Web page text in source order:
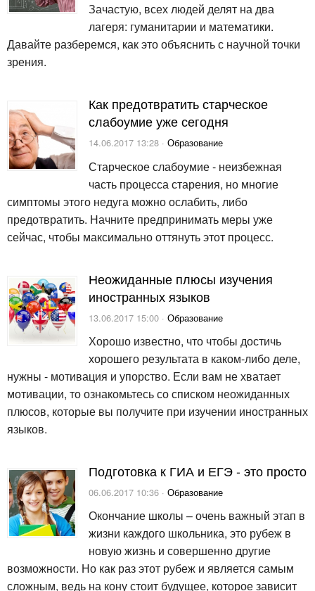
Зачастую, всех людей делят на два
лагеря: гуманитарии и математики.
Давайте разберемся, как это объяснить с научной точки
зрения.
Как предотвратить старческое
слабоумие уже сегодня
14.06.2017 13:28 · Образование
Старческое слабоумие - неизбежная
часть процесса старения, но многие
симптомы этого недуга можно ослабить, либо
предотвратить. Начните предпринимать меры уже
сейчас, чтобы максимально оттянуть этот процесс.
Неожиданные плюсы изучения
иностранных языков
13.06.2017 15:00 · Образование
Хорошо известно, что чтобы достичь
хорошего результата в каком-либо деле,
нужны - мотивация и упорство. Если вам не хватает
мотивации, то ознакомьтесь со списком неожиданных
плюсов, которые вы получите при изучении иностранных
языков.
Подготовка к ГИА и ЕГЭ - это просто
06.06.2017 10:36 · Образование
Окончание школы – очень важный этап в
жизни каждого школьника, это рубеж в
новую жизнь и совершенно другие
возможности. Но как раз этот рубеж и является самым
сложным, ведь на кону стоит будущее, которое зависит